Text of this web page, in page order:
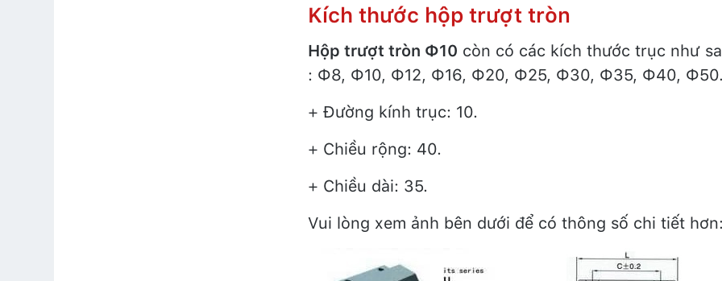
Kích thước hộp trượt tròn
Hộp trượt tròn Ф10 còn có các kích thước trục như
: Ф8, Ф10, Ф12, Ф16, Ф20, Ф25, Ф30, Ф35, Ф40, Ф50.
+ Đường kính trục: 10.
+ Chiều rộng: 40.
+ Chiều dài: 35.
Vui lòng xem ảnh bên dưới để có thông số chi tiết hơn: